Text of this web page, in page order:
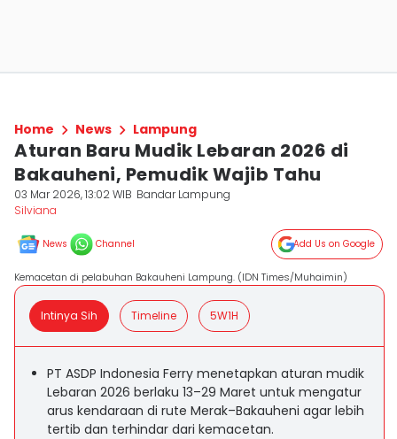
Home News Lampung
Aturan Baru Mudik Lebaran 2026 di
Bakauheni, Pemudik Wajib Tahu
03 Mar 2026, 13:02 WIB Bandar Lampung
Silviana
News Channel Add Us on Google
Kemacetan di pelabuhan Bakauheni Lampung. (IDN Times/Muhaimin)
Intinya Sih Timeline 5W1H
PT ASDP Indonesia Ferry menetapkan aturan mudik
Lebaran 2026 berlaku 13–29 Maret untuk mengatur
arus kendaraan di rute Merak–Bakauheni agar lebih
tertib dan terhindar dari kemacetan.